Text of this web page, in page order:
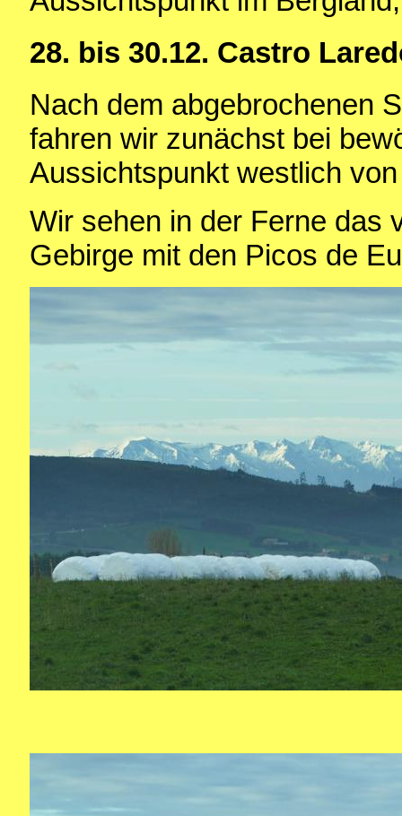
28. bis 30.12. Castro
Nach dem abgebrochenen
fahren wir zunächst bei
Aussichtspunkt westlich
Wir sehen in der Ferne das
Gebirge mit den Picos de